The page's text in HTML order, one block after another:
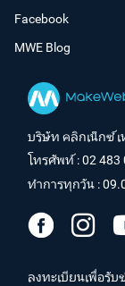
Facebook
MWE Blog
บริษัท คลิกเน็กซ์
โทรศัพท์ :02 483
ทำการทุกวัน :
ลงทะเบียนเพื่อรับ